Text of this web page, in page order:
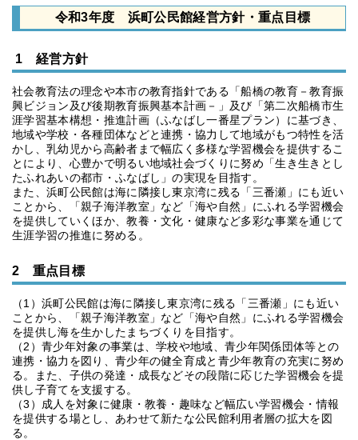
令和3年度 浜町公民館経営方針・重点目標
1 経営方針
社会教育法の理念や本市の教育指針である「船橋の教育－教育振
興ビジョン及び後期教育振興基本計画－」及び「第二次船橋市生
涯学習基本構想・推進計画（ふなばし一番星プラン）に基づき、
地域や学校・各種団体などと連携・協力して地域がもつ特性を活
かし、乳幼児から高齢者まで幅広く多様な学習機会を提供するこ
とにより、心豊かで明るい地域社会づくりに努め「生き生きとし
たふれあいの都市・ふなばし」の実現を目指す。
また、浜町公民館は海に隣接し東京湾に残る「三番瀬」にも近い
ことから、「親子海洋教室」など「海や自然」にふれる学習機会
を提供していくほか、教養・文化・健康など多彩な事業を通じて
生涯学習の推進に努める。
2 重点目標
（1）浜町公民館は海に隣接し東京湾に残る「三番瀬」にも近い
ことから、「親子海洋教室」など「海や自然」にふれる学習機会
を提供し海を生かしたまちづくりを目指す。
（2）青少年対象の事業は、学校や地域、青少年関係団体等との
連携・協力を図り、青少年の健全育成と青少年教育の充実に努め
る。また、子供の発達・成長などその段階に応じた学習機会を提
供し子育てを支援する。
（3）成人を対象に健康・教養・趣味など幅広い学習機会・情報
を提供する場とし、あわせて新たな公民館利用者層の拡大を図
る。